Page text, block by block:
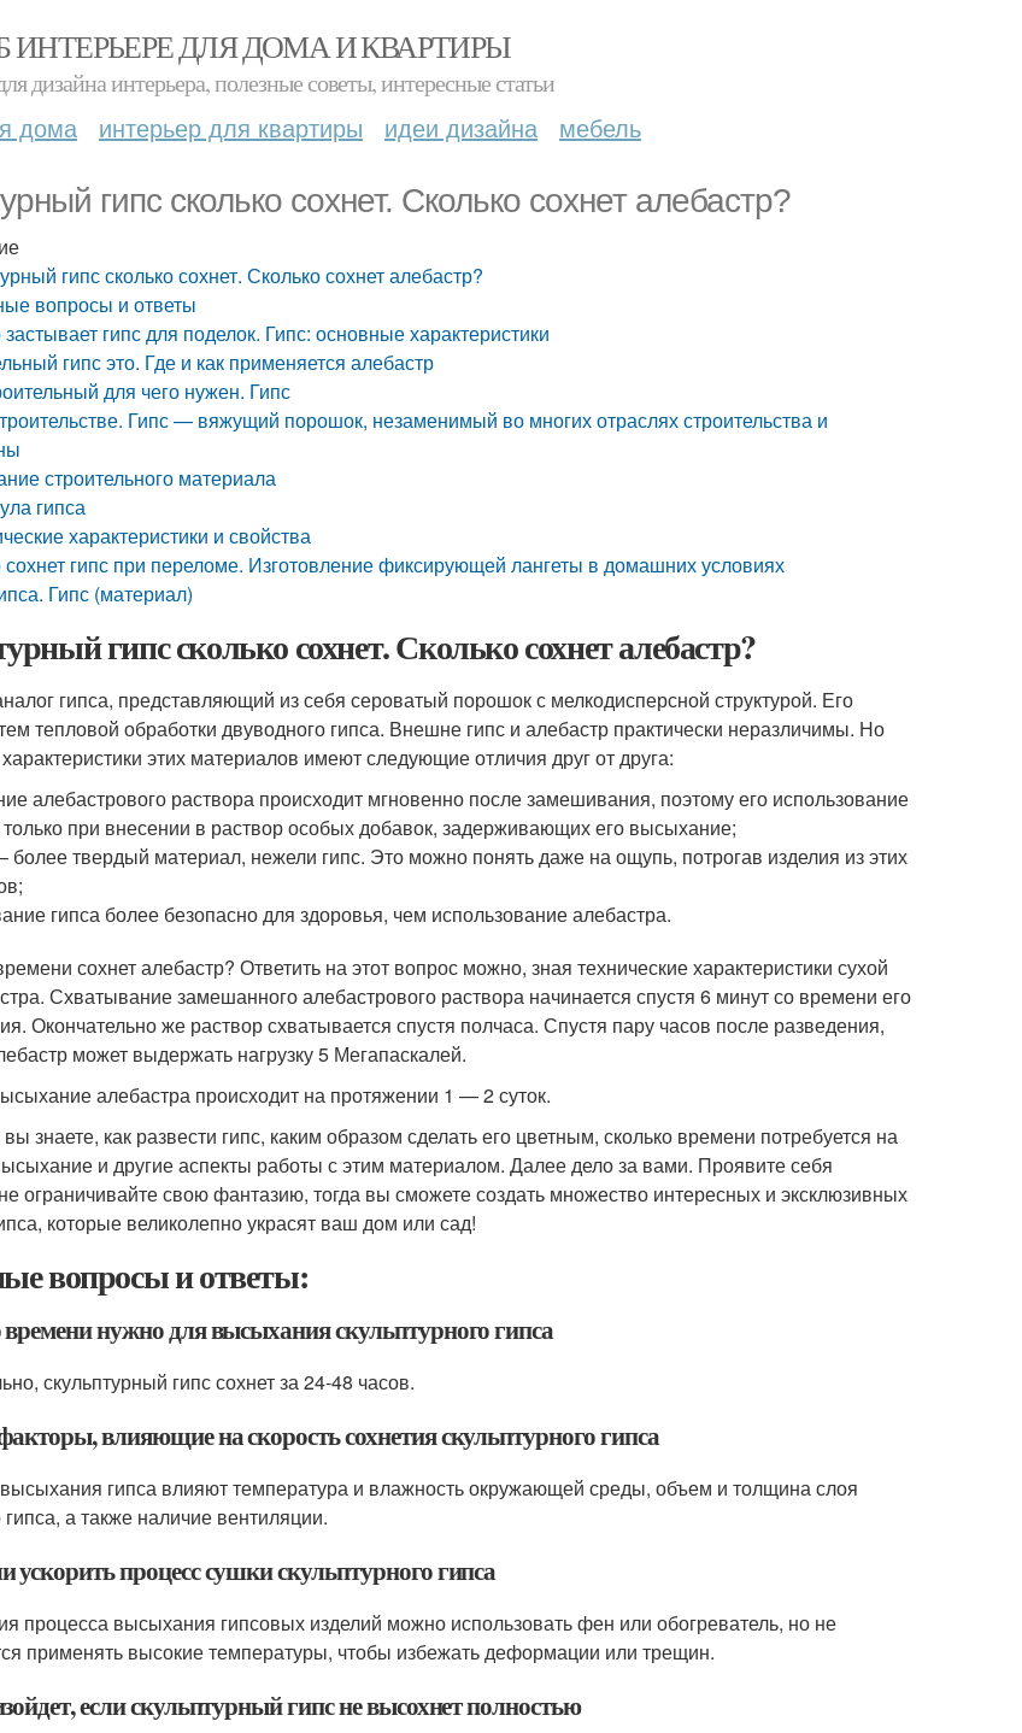
ИНТЕРЬЕРЕ ДЛЯ ДОМА И КВАРТИРЫ
дизайна интерьера, полезные советы, интересные статьи
дома интерьер для квартиры идеи дизайна мебель
гипс сколько сохнет. Сколько сохнет алебастр?
гипс сколько сохнет. Сколько сохнет алебастр?
вопросы и ответы
гипс для поделок. Гипс: основные характеристики
гипс это. Где и как применяется алебастр
для чего нужен. Гипс
Гипс — вяжущий порошок, незаменимый во многих отраслях строительства и
строительного материала
гипса
характеристики и свойства
сохнет гипс при переломе. Изготовление фиксирующей лангеты в домашних условиях
Гипс (материал)
гипс сколько сохнет. Сколько сохнет алебастр?
гипса, представляющий из себя сероватый порошок с мелкодисперсной структурой. Его
тепловой обработки двуводного гипса. Внешне гипс и алебастр практически неразличимы. Но
этих материалов имеют следующие отличия друг от друга:
алебастрового раствора происходит мгновенно после замешивания, поэтому его использование
при внесении в раствор особых добавок, задерживающих его высыхание;
более твердый материал, нежели гипс. Это можно понять даже на ощупь, потрогав изделия из этих
гипса более безопасно для здоровья, чем использование алебастра.
сохнет алебастр? Ответить на этот вопрос можно, зная технические характеристики сухой
Схватывание замешанного алебастрового раствора начинается спустя 6 минут со времени его
Окончательно же раствор схватывается спустя полчаса. Спустя пару часов после разведения,
может выдержать нагрузку 5 Мегапаскалей.
алебастра происходит на протяжении 1 — 2 суток.
знаете, как развести гипс, каким образом сделать его цветным, сколько времени потребуется на
и другие аспекты работы с этим материалом. Далее дело за вами. Проявите себя
ограничивайте свою фантазию, тогда вы сможете создать множество интересных и эксклюзивных
которые великолепно украсят ваш дом или сад!
вопросы и ответы:
нужно для высыхания скульптурного гипса
скульптурный гипс сохнет за 24-48 часов.
влияющие на скорость сохнетия скульптурного гипса
гипса влияют температура и влажность окружающей среды, объем и толщина слоя
а также наличие вентиляции.
процесс сушки скульптурного гипса
процесса высыхания гипсовых изделий можно использовать фен или обогреватель, но не
применять высокие температуры, чтобы избежать деформации или трещин.
если скульптурный гипс не высохнет полностью